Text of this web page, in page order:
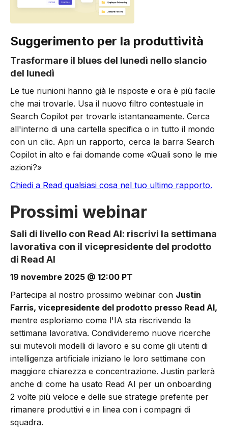
Suggerimento per la produttività
Trasformare il blues del lunedì nello slancio
del lunedì
Le tue riunioni hanno già le risposte e ora è più facile
che mai trovarle. Usa il nuovo filtro contestuale in
Search Copilot per trovarle istantaneamente. Cerca
all'interno di una cartella specifica o in tutto il mondo
con un clic. Apri un rapporto, cerca la barra Search
Copilot in alto e fai domande come «Quali sono le mie
azioni?»
Chiedi a Read qualsiasi cosa nel tuo ultimo rapporto.
Prossimi webinar
Sali di livello con Read AI: riscrivi la settimana
lavorativa con il vicepresidente del prodotto
di Read AI
19 novembre 2025 @ 12:00 PT
Partecipa al nostro prossimo webinar con Justin
Farris, vicepresidente del prodotto presso Read AI,
mentre esploriamo come l'IA sta riscrivendo la
settimana lavorativa. Condivideremo nuove ricerche
sui mutevoli modelli di lavoro e su come gli utenti di
intelligenza artificiale iniziano le loro settimane con
maggiore chiarezza e concentrazione. Justin parlerà
anche di come ha usato Read AI per un onboarding
2 volte più veloce e delle sue strategie preferite per
rimanere produttivi e in linea con i compagni di
squadra.